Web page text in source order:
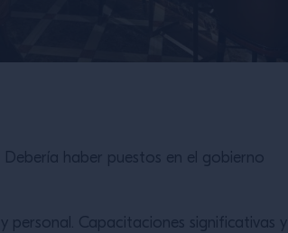
haber puestos en el gobierno
personal. Capacitaciones significativas y